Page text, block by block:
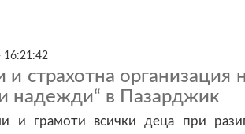
16:21:42
страхотна организация
надежди“ в Пазарджик
и грамоти всички деца при